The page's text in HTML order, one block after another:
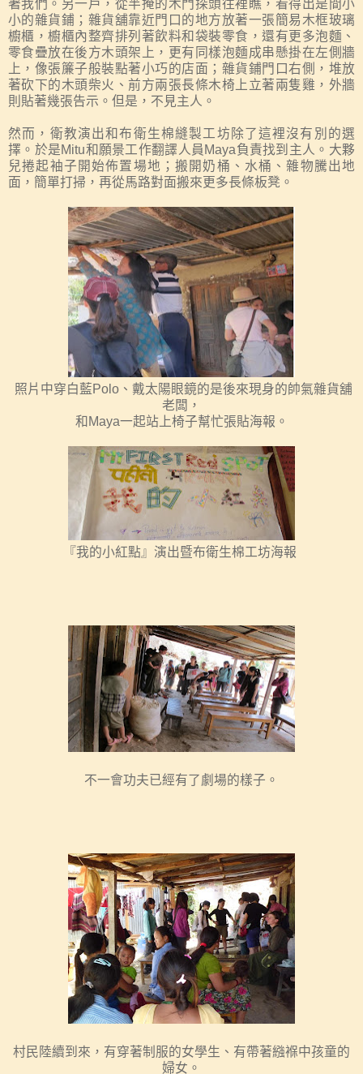
著我們。另一戶，從半掩的木門探頭往裡瞧，看得出是間小
小的雜貨鋪；雜貨舖靠近門口的地方放著一張簡易木框玻璃
櫥櫃，櫥櫃內整齊排列著飲料和袋裝零食，還有更多泡麵、
零食疊放在後方木頭架上，更有同樣泡麵成串懸掛在左側牆
上，像張簾子般裝點著小巧的店面；雜貨鋪門口右側，堆放
著砍下的木頭柴火、前方兩張長條木椅上 立著兩隻雞 ，外牆
則貼著幾張告示。但是，不見主人。
然而，衛教演出和布衛生棉縫製工坊除了這裡沒有別的選
擇。於是Mitu和願景工作翻譯人員 Maya負責找到主人 。 大夥
兒捲起袖子開始佈置場地 ； 搬開奶桶、水桶、雜物騰出地
面，簡單打掃，再從馬路對面搬來更多長條板凳。
照片中穿白藍Polo、戴太陽眼鏡的是後來現身的帥氣雜貨舖
老闆，
和Maya一起站上椅子幫忙張貼海報。
『我的小紅點』演出暨布衛生棉工坊海報
不一會功夫已經有了劇場的樣子。
村民陸續到來，有穿著制服的女學生、有帶著繈褓中孩童的
婦女。